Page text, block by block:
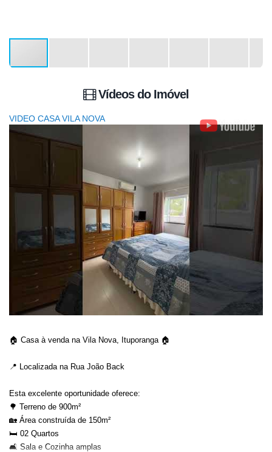
Vídeos do Imóvel
VIDEO CASA VILA NOVA
🏠 Casa à venda na Vila Nova, Ituporanga 🏠
📍 Localizada na Rua João Back
Esta excelente oportunidade oferece:
🌳 Terreno de 900m²
🏡 Área construída de 150m²
🛏️ 02 Quartos
🛋️ Sala e Cozinha amplas